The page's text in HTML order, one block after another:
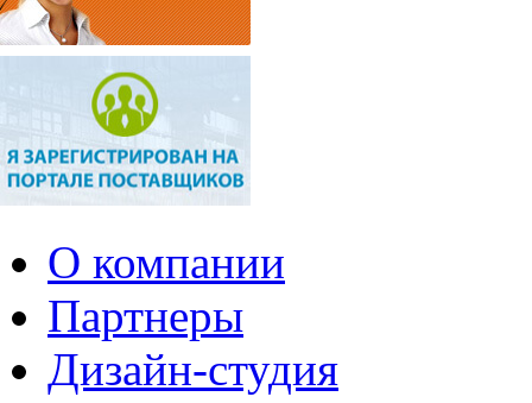
О компании
Партнеры
Дизайн-студия